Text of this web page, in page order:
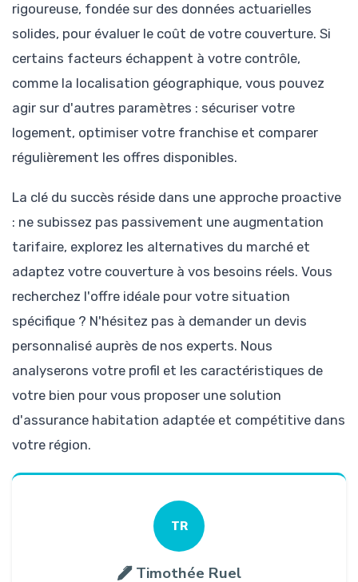
rigoureuse, fondée sur des données actuarielles
solides, pour évaluer le coût de votre couverture. Si
certains facteurs échappent à votre contrôle,
comme la localisation géographique, vous pouvez
agir sur d'autres paramètres : sécuriser votre
logement, optimiser votre franchise et comparer
régulièrement les offres disponibles.
La clé du succès réside dans une approche proactive
: ne subissez pas passivement une augmentation
tarifaire, explorez les alternatives du marché et
adaptez votre couverture à vos besoins réels. Vous
recherchez l'offre idéale pour votre situation
spécifique ? N'hésitez pas à demander un devis
personnalisé auprès de nos experts. Nous
analyserons votre profil et les caractéristiques de
votre bien pour vous proposer une solution
d'assurance habitation adaptée et compétitive dans
votre région.
TR
Timothée Ruel